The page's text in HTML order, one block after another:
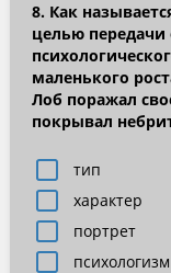
8. Как
целью передачи
маленького
Лоб поражал
покрывал
тип
характер
портрет
психологизм